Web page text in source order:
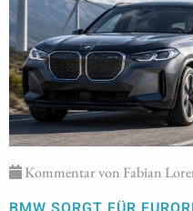
Kommentar von Fabian